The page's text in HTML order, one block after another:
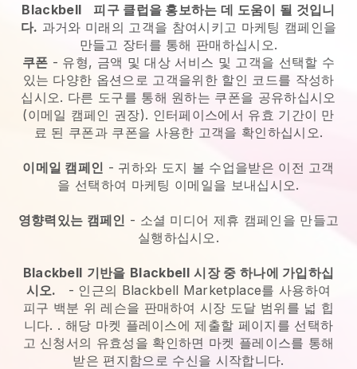
Blackbell
피구 클럽을 홍보하는 데 도움이 될 것입니
다. 과거와 미래의 고객을 참여시키고 마케팅 캠페인을
만들고 장터를 통해 판매하십시오.
쿠폰 - 유형, 금액 및 대상 서비스 및 고객을 선택할 수
있는 다양한 옵션으로 고객을위한 할인 코드를 작성하
십시오. 다른 도구를 통해 원하는 쿠폰을 공유하십시오
(이메일 캠페인 권장). 인터페이스에서 유효 기간이 만
료 된 쿠폰과 쿠폰을 사용한 고객을 확인하십시오.
이메일 캠페인 - 귀하와 도지 볼 수업을받은 이전 고객
을 선택하여 마케팅 이메일을 보내십시오.
영향력있는 캠페인 - 소셜 미디어 제휴 캠페인을 만들고
실행하십시오.
Blackbell 기반을 Blackbell 시장 중 하나에 가입하십
시오.
- 인근의 Blackbell Marketplace를 사용하여
피구 백분 위 레슨을 판매하여 시장 도달 범위를 넓 힙
니다. . 해당 마켓 플레이스에 제출할 페이지를 선택하
고 신청서의 유효성을 확인하면 마켓 플레이스를 통해
받은 편지함으로 수신을 시작합니다.